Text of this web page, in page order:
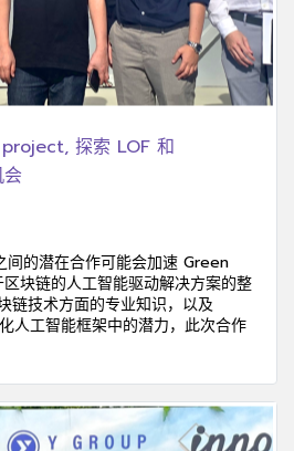
探索 LOF 和
会
间的潜在合作可能会加速 Green
块链的人工智能驱动解决方案的整
链技术方面的专业知识，以及
人工智能框架中的潜力，此次合作
心化应用程序（dApps）的扩展性